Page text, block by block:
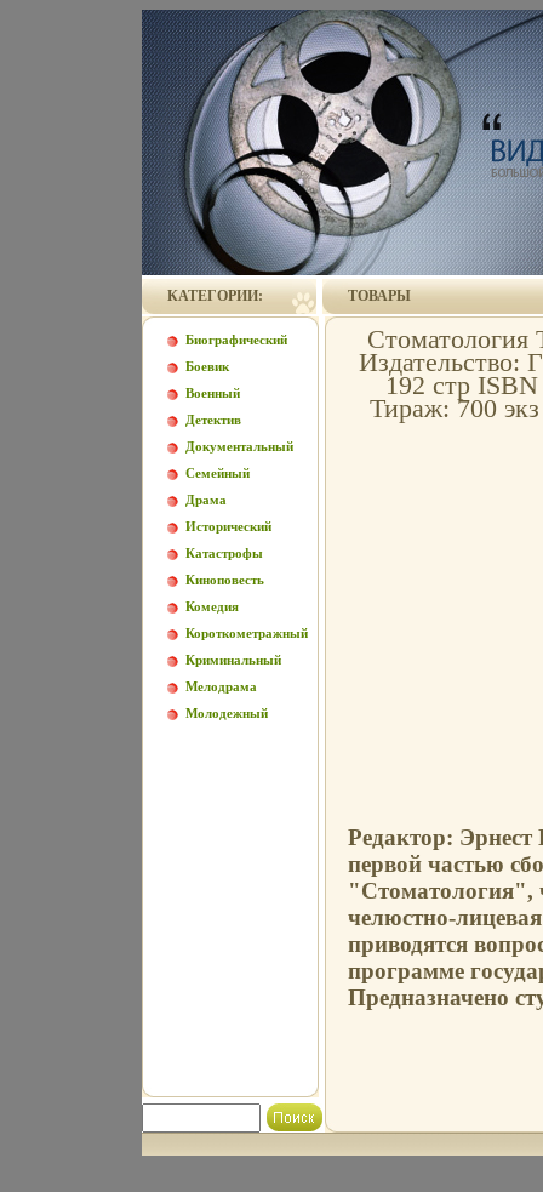
КАТЕГОРИИ:
Биографический
Боевик
Военный
Детектив
Документальный
Семейный
Драма
Исторический
Катастрофы
Киноповесть
Комедия
Короткометражный
Криминальный
Мелодрама
Молодежный
ТОВАРЫ
Стоматология
192 стр
Тираж: 700
Редактор: Эрнест
первой частью
"Стоматология",
челюстно-
приводятся
программе
Предназначено